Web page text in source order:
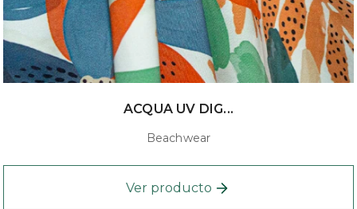
ACQUA UV DIG...
Beachwear
Ver producto